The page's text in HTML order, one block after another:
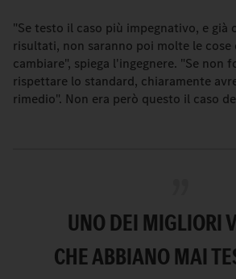
"Se testo il caso più impegnativo, e già
risultati, non saranno poi molte le cose
cambiare", spiega l'ingegnere. "Se non
rispettare lo standard, chiaramente
rimedio". Non era però questo il caso
UNO DEI MIGLIORI
CHE ABBIANO MAI